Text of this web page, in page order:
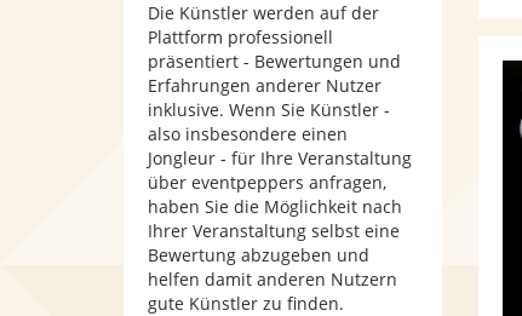
Die Künstler werden auf der
Plattform professionell
präsentiert - Bewertungen und
Erfahrungen anderer Nutzer
inklusive. Wenn Sie Künstler -
also insbesondere einen
Jongleur - für Ihre Veranstaltung
über eventpeppers anfragen,
haben Sie die Möglichkeit nach
Ihrer Veranstaltung selbst eine
Bewertung abzugeben und
helfen damit anderen Nutzern
gute Künstler zu finden.